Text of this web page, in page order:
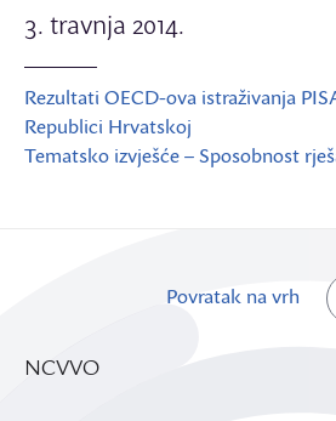
3. travnja 2014.
Rezultati OECD-ova istraživanja
Republici Hrvatskoj
Tematsko izvješće – Sposobnost
Povratak na vrh
NCVVO